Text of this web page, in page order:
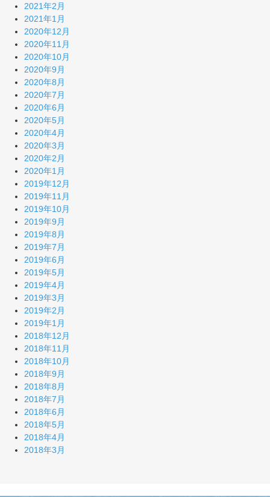
2021年2月
2021年1月
2020年12月
2020年11月
2020年10月
2020年9月
2020年8月
2020年7月
2020年6月
2020年5月
2020年4月
2020年3月
2020年2月
2020年1月
2019年12月
2019年11月
2019年10月
2019年9月
2019年8月
2019年7月
2019年6月
2019年5月
2019年4月
2019年3月
2019年2月
2019年1月
2018年12月
2018年11月
2018年10月
2018年9月
2018年8月
2018年7月
2018年6月
2018年5月
2018年4月
2018年3月